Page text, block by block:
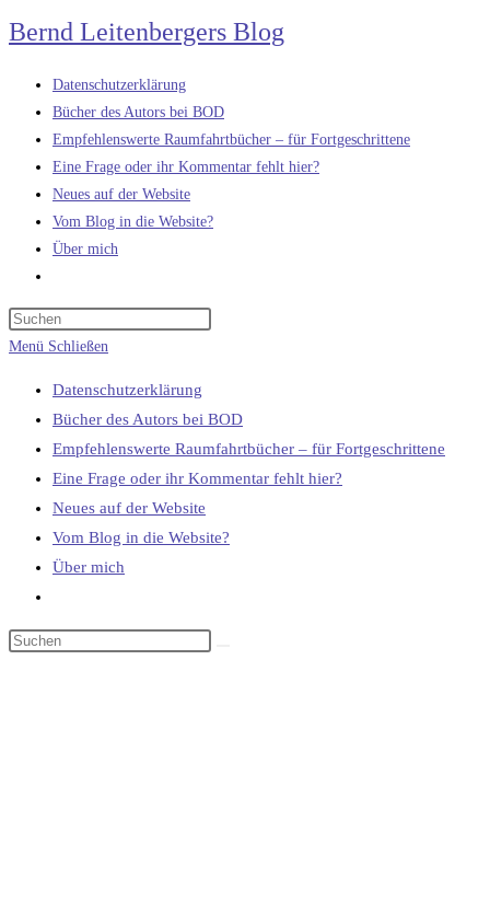
Zum
Inhalt
springen
Bernd Leitenbergers Blog
Datenschutzerklärung
Bücher des Autors bei BOD
Empfehlenswerte Raumfahrtbücher – für Fortgeschrittene
Eine Frage oder ihr Kommentar fehlt hier?
Neues auf der Website
Vom Blog in die Website?
Über mich
umschalten
Menü Schließen
Datenschutzerklärung
Bücher des Autors bei BOD
Empfehlenswerte Raumfahrtbücher – für Fortgeschrittene
Eine Frage oder ihr Kommentar fehlt hier?
Neues auf der Website
Vom Blog in die Website?
Über mich
umschalten